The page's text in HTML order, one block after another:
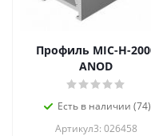
Профиль MIC-H-
ANOD
Есть в наличии (74)
Артикул3: 026458